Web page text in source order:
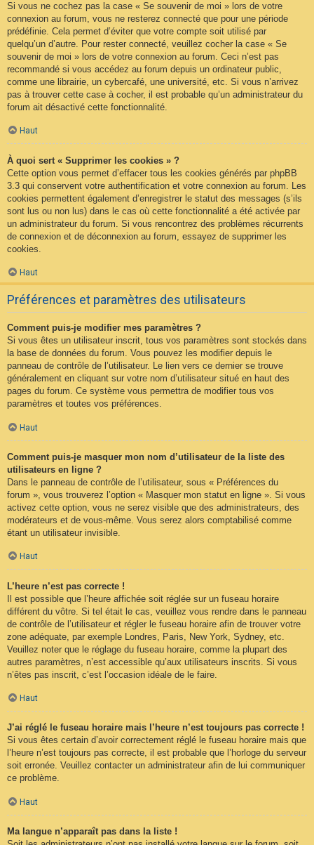
Si vous ne cochez pas la case « Se souvenir de moi » lors de votre
connexion au forum, vous ne resterez connecté que pour une période
prédéfinie. Cela permet d’éviter que votre compte soit utilisé par
quelqu’un d’autre. Pour rester connecté, veuillez cocher la case « Se
souvenir de moi » lors de votre connexion au forum. Ceci n’est pas
recommandé si vous accédez au forum depuis un ordinateur public,
comme une librairie, un cybercafé, une université, etc. Si vous n’arrivez
pas à trouver cette case à cocher, il est probable qu’un administrateur du
forum ait désactivé cette fonctionnalité.
Haut
À quoi sert « Supprimer les cookies » ?
Cette option vous permet d’effacer tous les cookies générés par phpBB
3.3 qui conservent votre authentification et votre connexion au forum. Les
cookies permettent également d’enregistrer le statut des messages (s’ils
sont lus ou non lus) dans le cas où cette fonctionnalité a été activée par
un administrateur du forum. Si vous rencontrez des problèmes récurrents
de connexion et de déconnexion au forum, essayez de supprimer les
cookies.
Haut
Préférences et paramètres des utilisateurs
Comment puis-je modifier mes paramètres ?
Si vous êtes un utilisateur inscrit, tous vos paramètres sont stockés dans
la base de données du forum. Vous pouvez les modifier depuis le
panneau de contrôle de l’utilisateur. Le lien vers ce dernier se trouve
généralement en cliquant sur votre nom d’utilisateur situé en haut des
pages du forum. Ce système vous permettra de modifier tous vos
paramètres et toutes vos préférences.
Haut
Comment puis-je masquer mon nom d’utilisateur de la liste des
utilisateurs en ligne ?
Dans le panneau de contrôle de l’utilisateur, sous « Préférences du
forum », vous trouverez l’option « Masquer mon statut en ligne ». Si vous
activez cette option, vous ne serez visible que des administrateurs, des
modérateurs et de vous-même. Vous serez alors comptabilisé comme
étant un utilisateur invisible.
Haut
L’heure n’est pas correcte !
Il est possible que l’heure affichée soit réglée sur un fuseau horaire
différent du vôtre. Si tel était le cas, veuillez vous rendre dans le panneau
de contrôle de l’utilisateur et régler le fuseau horaire afin de trouver votre
zone adéquate, par exemple Londres, Paris, New York, Sydney, etc.
Veuillez noter que le réglage du fuseau horaire, comme la plupart des
autres paramètres, n’est accessible qu’aux utilisateurs inscrits. Si vous
n’êtes pas inscrit, c’est l’occasion idéale de le faire.
Haut
J’ai réglé le fuseau horaire mais l’heure n’est toujours pas correcte !
Si vous êtes certain d’avoir correctement réglé le fuseau horaire mais que
l’heure n’est toujours pas correcte, il est probable que l’horloge du serveur
soit erronée. Veuillez contacter un administrateur afin de lui communiquer
ce problème.
Haut
Ma langue n’apparaît pas dans la liste !